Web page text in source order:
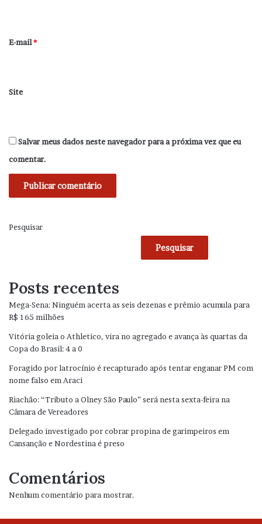
*
E-mail*
Site
Salvar meus dados neste navegador para a próxima vez que eu
comentar.
Pesquisar
Pesquisar
Posts recentes
Mega-Sena: Ninguém acerta as seis dezenas e prêmio acumula para
R$ 165 milhões
Vitória goleia o Athletico, vira no agregado e avança às quartas da
Copa do Brasil: 4 a 0
Foragido por latrocínio é recapturado após tentar enganar PM com
nome falso em Araci
Riachão: “Tributo a Olney São Paulo” será nesta sexta-feira na
Câmara de Vereadores
Delegado investigado por cobrar propina de garimpeiros em
Cansanção e Nordestina é preso
Comentários
Nenhum comentário para mostrar.